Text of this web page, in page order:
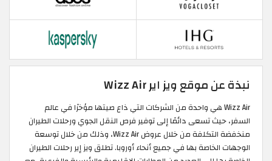
نبذة عن موقع ويز اير Wizz Air
Wizz Air هي واحدة من الشركات التي ذاع صيتها مؤخرًا في عالم
السفر، حيث تسعى دائمًا إلى توفير فرص النقل الجوي ورحلات الطيران
منخفضة التكلفة من خلال عروض Wizz Air، وذلك من خلال توسعة
الوجهات الخاصة بها في جميع أنحاء أوروبا. تطلق ويز إير رحلات الطيران